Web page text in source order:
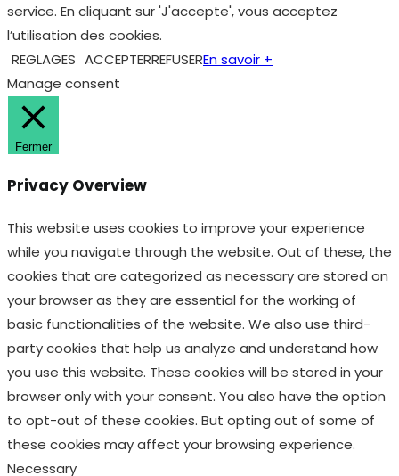
service. En cliquant sur 'J'accepte', vous acceptez
l’utilisation des cookies.
REGLAGES ACCEPTERREFUSEREn savoir +
Manage consent
Fermer
Privacy Overview
This website uses cookies to improve your experience
while you navigate through the website. Out of these, the
cookies that are categorized as necessary are stored on
your browser as they are essential for the working of
basic functionalities of the website. We also use third-
party cookies that help us analyze and understand how
you use this website. These cookies will be stored in your
browser only with your consent. You also have the option
to opt-out of these cookies. But opting out of some of
these cookies may affect your browsing experience.
Necessary